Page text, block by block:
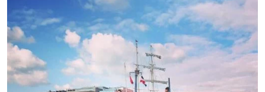
kinderen
jongeren
Gratis
Overnachten